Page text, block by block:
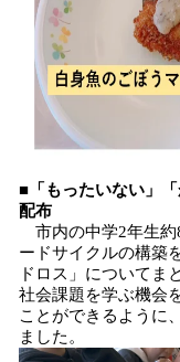
■「もったいない」
配布
市内の中学2年生
ードサイクルの構築
ドロス」についてま
社会課題を学ぶ機会
ことができるように
ました。